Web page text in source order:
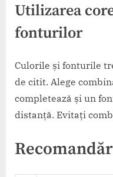
Utilizarea
fonturilor
Culorile și fonturile
de citit. Alege
completează și un
distanță. Evitați